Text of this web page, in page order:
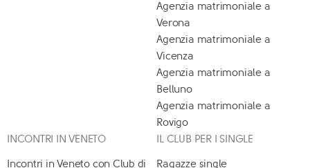
Agenzia matrimoniale a
Verona
Agenzia matrimoniale a
Vicenza
Agenzia matrimoniale a
Belluno
Agenzia matrimoniale a
Rovigo
INCONTRI IN VENETO
Incontri in Veneto con Club di
IL CLUB PER I SINGLE
Ragazze single